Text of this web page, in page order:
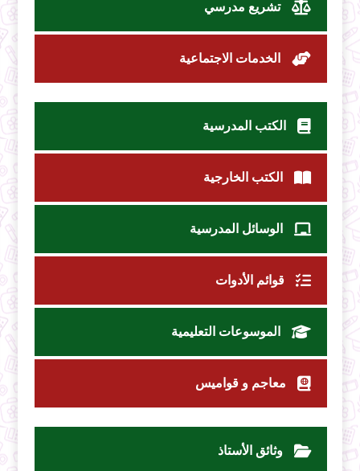
تشريع مدرسي
الخدمات الاجتماعية
الكتب المدرسية
الكتب الخارجية
الوسائل المدرسية
قوائم الأدوات
الموسوعات التعليمية
معاجم و قواميس
وثائق الأستاذ